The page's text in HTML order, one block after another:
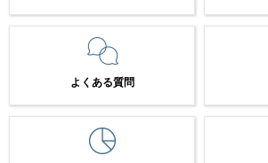
よくある質問